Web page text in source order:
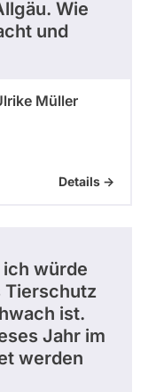
Wie
und
Müller
Details ->
ich würde
Tierschutz
ist.
Jahr im
werden